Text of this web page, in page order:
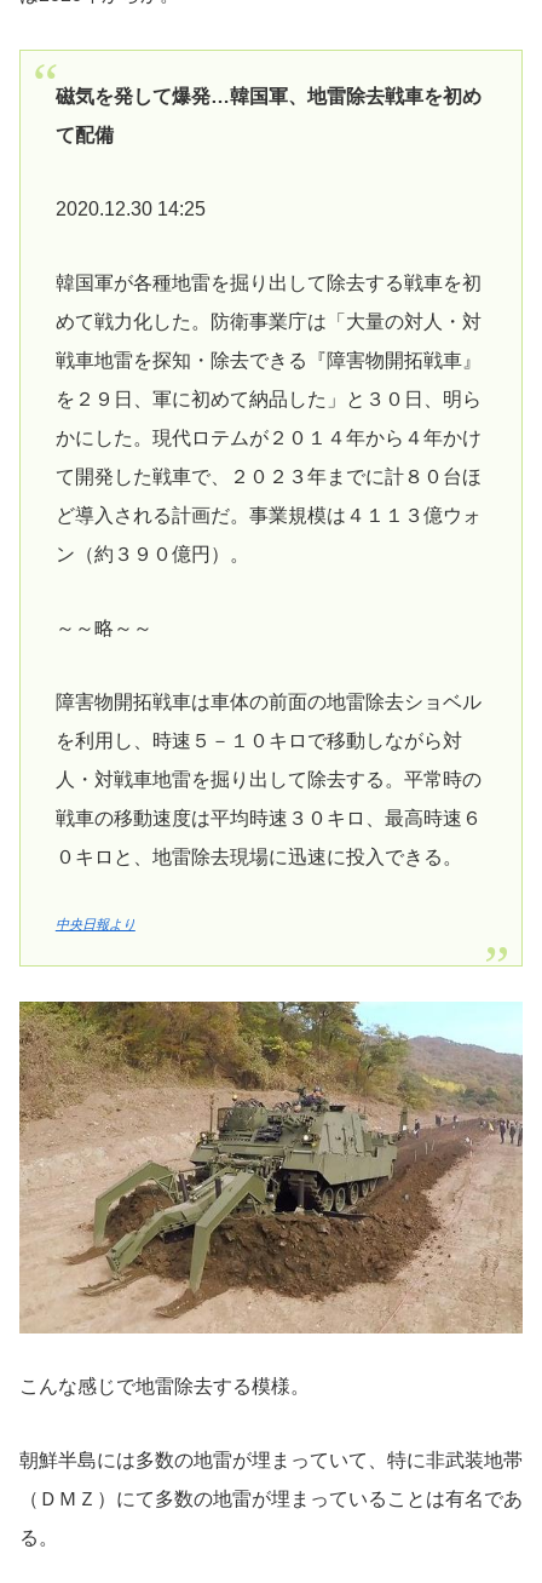
磁気を発して爆発…韓国軍、地雷除去戦車を初め
て配備
2020.12.30 14:25
韓国軍が各種地雷を掘り出して除去する戦車を初
めて戦力化した。防衛事業庁は「大量の対人・対
戦車地雷を探知・除去できる『障害物開拓戦車』
を２９日、軍に初めて納品した」と３０日、明ら
かにした。現代ロテムが２０１４年から４年かけ
て開発した戦車で、２０２３年までに計８０台ほ
ど導入される計画だ。事業規模は４１１３億ウォ
ン（約３９０億円）。
～～略～～
障害物開拓戦車は車体の前面の地雷除去ショベル
を利用し、時速５－１０キロで移動しながら対
人・対戦車地雷を掘り出して除去する。平常時の
戦車の移動速度は平均時速３０キロ、最高時速６
０キロと、地雷除去現場に迅速に投入できる。
中央日報より
こんな感じで地雷除去する模様。
朝鮮半島には多数の地雷が埋まっていて、特に非武装地帯
（ＤＭＺ）にて多数の地雷が埋まっていることは有名であ
る。